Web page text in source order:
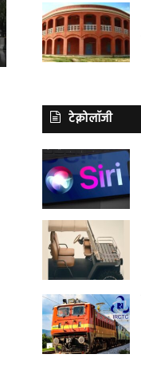
टेक्नोलॉजी